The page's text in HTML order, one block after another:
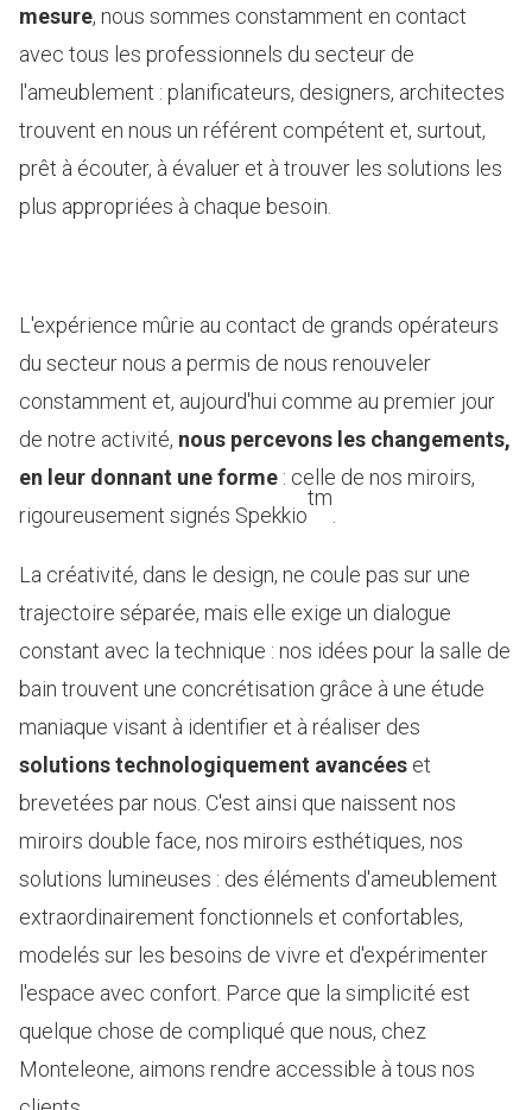
mesure, nous sommes constamment en contact
avec tous les professionnels du secteur de
l'ameublement : planificateurs, designers, architectes
trouvent en nous un référent compétent et, surtout,
prêt à écouter, à évaluer et à trouver les solutions les
plus appropriées à chaque besoin.
L'expérience mûrie au contact de grands opérateurs
du secteur nous a permis de nous renouveler
constamment et, aujourd'hui comme au premier jour
de notre activité, nous percevons les changements,
en leur donnant une forme : celle de nos miroirs,
rigoureusement signés Spekkio
tm
La créativité, dans le design, ne coule pas sur une
trajectoire séparée, mais elle exige un dialogue
constant avec la technique : nos idées pour la salle de
bain trouvent une concrétisation grâce à une étude
maniaque visant à identifier et à réaliser des
solutions technologiquement avancées et
brevetées par nous. C'est ainsi que naissent nos
miroirs double face, nos miroirs esthétiques, nos
solutions lumineuses : des éléments d'ameublement
extraordinairement fonctionnels et confortables,
modelés sur les besoins de vivre et d'expérimenter
l'espace avec confort. Parce que la simplicité est
quelque chose de compliqué que nous, chez
Monteleone, aimons rendre accessible à tous nos